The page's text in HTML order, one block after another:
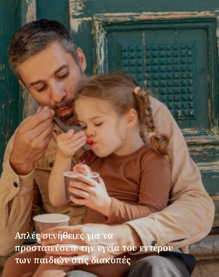
Απλές συνήθειες για να
προστατεύσετε την υγεία του εντέρου
των παιδιών στις διακοπές